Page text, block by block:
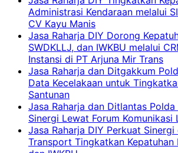
Administrasi Kendaraan melalui
CV Kayu Manis
Jasa Raharja DIY Dorong
SWDKLLJ, dan IWKBU melalui
Instansi di PT Arjuna Mir Trans
Jasa Raharja dan Ditgakkum
Data Kecelakaan untuk
Santunan
Jasa Raharja dan Ditlantas Polda
Sinergi Lewat Forum Komunikasi
Jasa Raharja DIY Perkuat
Transport Tingkatkan Kepatuhan